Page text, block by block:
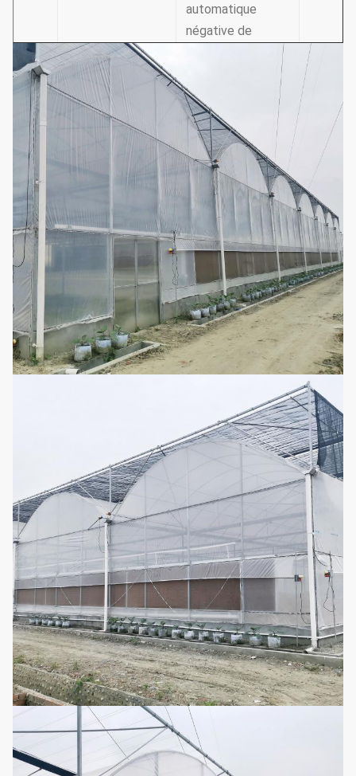
automatique
négative de
2
Structure
métallique
Tuyau d'acier
galvanisé à chaud
3
Film de serre
Il y a beaucoup
d'épaisseur à
choisir de
4 Filet d'insecte
Polyéthylène de
haute qualité en
tant que matière
première
Ombre d'été, pluie
de bloc, humidité,
conservation de la
chaleur de hiver-
ressort
6
Système de
refroidissement
Il se compose des
ventilateurs et
d'une protection
de
refroidissement
7
Système de
chauffage
Chauffage d'eau
chaude,
chauffage à air
chaud, chauffage
électrique
8
Système de
ventilation
Fenêtres latérales
et ventilateurs